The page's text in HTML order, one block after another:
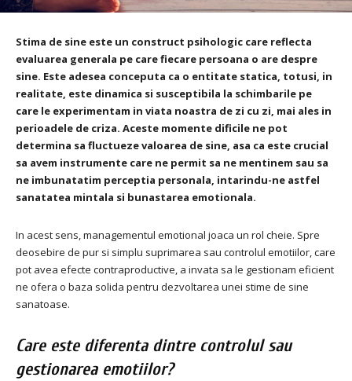
Stima de sine este un construct psihologic care reflecta
evaluarea generala pe care fiecare persoana o are despre
sine. Este adesea conceputa ca o entitate statica, totusi, in
realitate, este dinamica si susceptibila la schimbarile pe
care le experimentam in viata noastra de zi cu zi, mai ales in
perioadele de criza. Aceste momente dificile ne pot
determina sa fluctueze valoarea de sine, asa ca este crucial
sa avem instrumente care ne permit sa ne mentinem sau sa
ne imbunatatim perceptia personala, intarindu-ne astfel
sanatatea mintala si bunastarea emotionala.
In acest sens, managementul emotional joaca un rol cheie. Spre
deosebire de pur si simplu suprimarea sau controlul emotiilor, care
pot avea efecte contraproductive, a invata sa le gestionam eficient
ne ofera o baza solida pentru dezvoltarea unei stime de sine
sanatoase.
Care este diferenta dintre controlul sau
gestionarea emotiilor?